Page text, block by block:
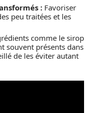
: Favoriser
peu traitées et les
comme le sirop
souvent présents dans
de les éviter autant